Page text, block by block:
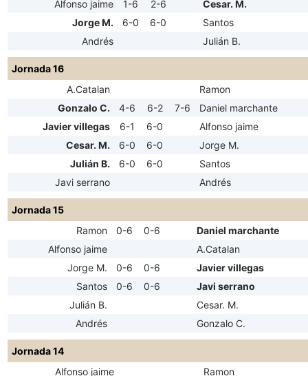
Alfonso jaime
1-6 2-6
Cesar. M.
Jorge M.
6-0 6-0
Santos
Andrés
Julián B.
Jornada 16
A.Catalan
Ramon
Gonzalo C.
4-6 6-2 7-6
Daniel marchante
Javier villegas
6-1 6-0
Alfonso jaime
Cesar. M.
6-0 6-0
Jorge M.
Julián B.
6-0 6-0
Santos
Javi serrano
Andrés
Jornada 15
Ramon
0-6 0-6
Daniel marchante
Alfonso jaime
A.Catalan
Jorge M.
0-6 0-6
Javier villegas
Santos
0-6 0-6
Javi serrano
Julián B.
Cesar. M.
Andrés
Gonzalo C.
Jornada 14
Alfonso jaime
Ramon